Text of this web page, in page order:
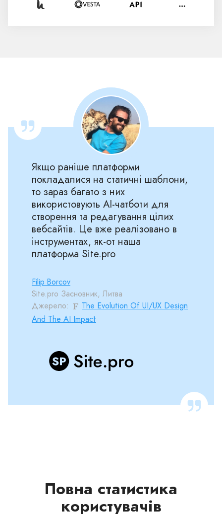
Якщо раніше платформи
покладалися на статичні шаблони,
то зараз багато з них
використовують AI‑чатботи для
створення та редагування цілих
вебсайтів. Це вже реалізовано в
інструментах, як‑от наша
платформа Site.pro
Filip Borcov
Site.pro Засновник, Литва
Джерело:
The Evolution Of UI/UX Design
And The AI Impact
Повна статистика
користувачів